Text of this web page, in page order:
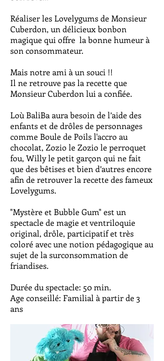
Réaliser les Lovelygums de Monsieur
Cuberdon, un délicieux bonbon
magique qui offre la bonne humeur à
son consommateur.
Mais notre ami à un souci !!
Il ne retrouve pas la recette que
Monsieur Cuberdon lui a confiée.
Loù BaliBa aura besoin de l’aide des
enfants et de drôles de personnages
comme Boule de Poils l'accro au
chocolat, Zozio le Zozio le perroquet
fou, Willy le petit garçon qui ne fait
que des bêtises et bien d’autres encore
afin de retrouver la recette des fameux
Lovelygums.
"Mystère et Bubble Gum" est un
spectacle de magie et ventriloquie
original, drôle, participatif et très
coloré avec une notion pédagogique au
sujet de la surconsommation de
friandises.
Durée du spectacle: 50 min.
Age conseillé: Familial à partir de 3
ans